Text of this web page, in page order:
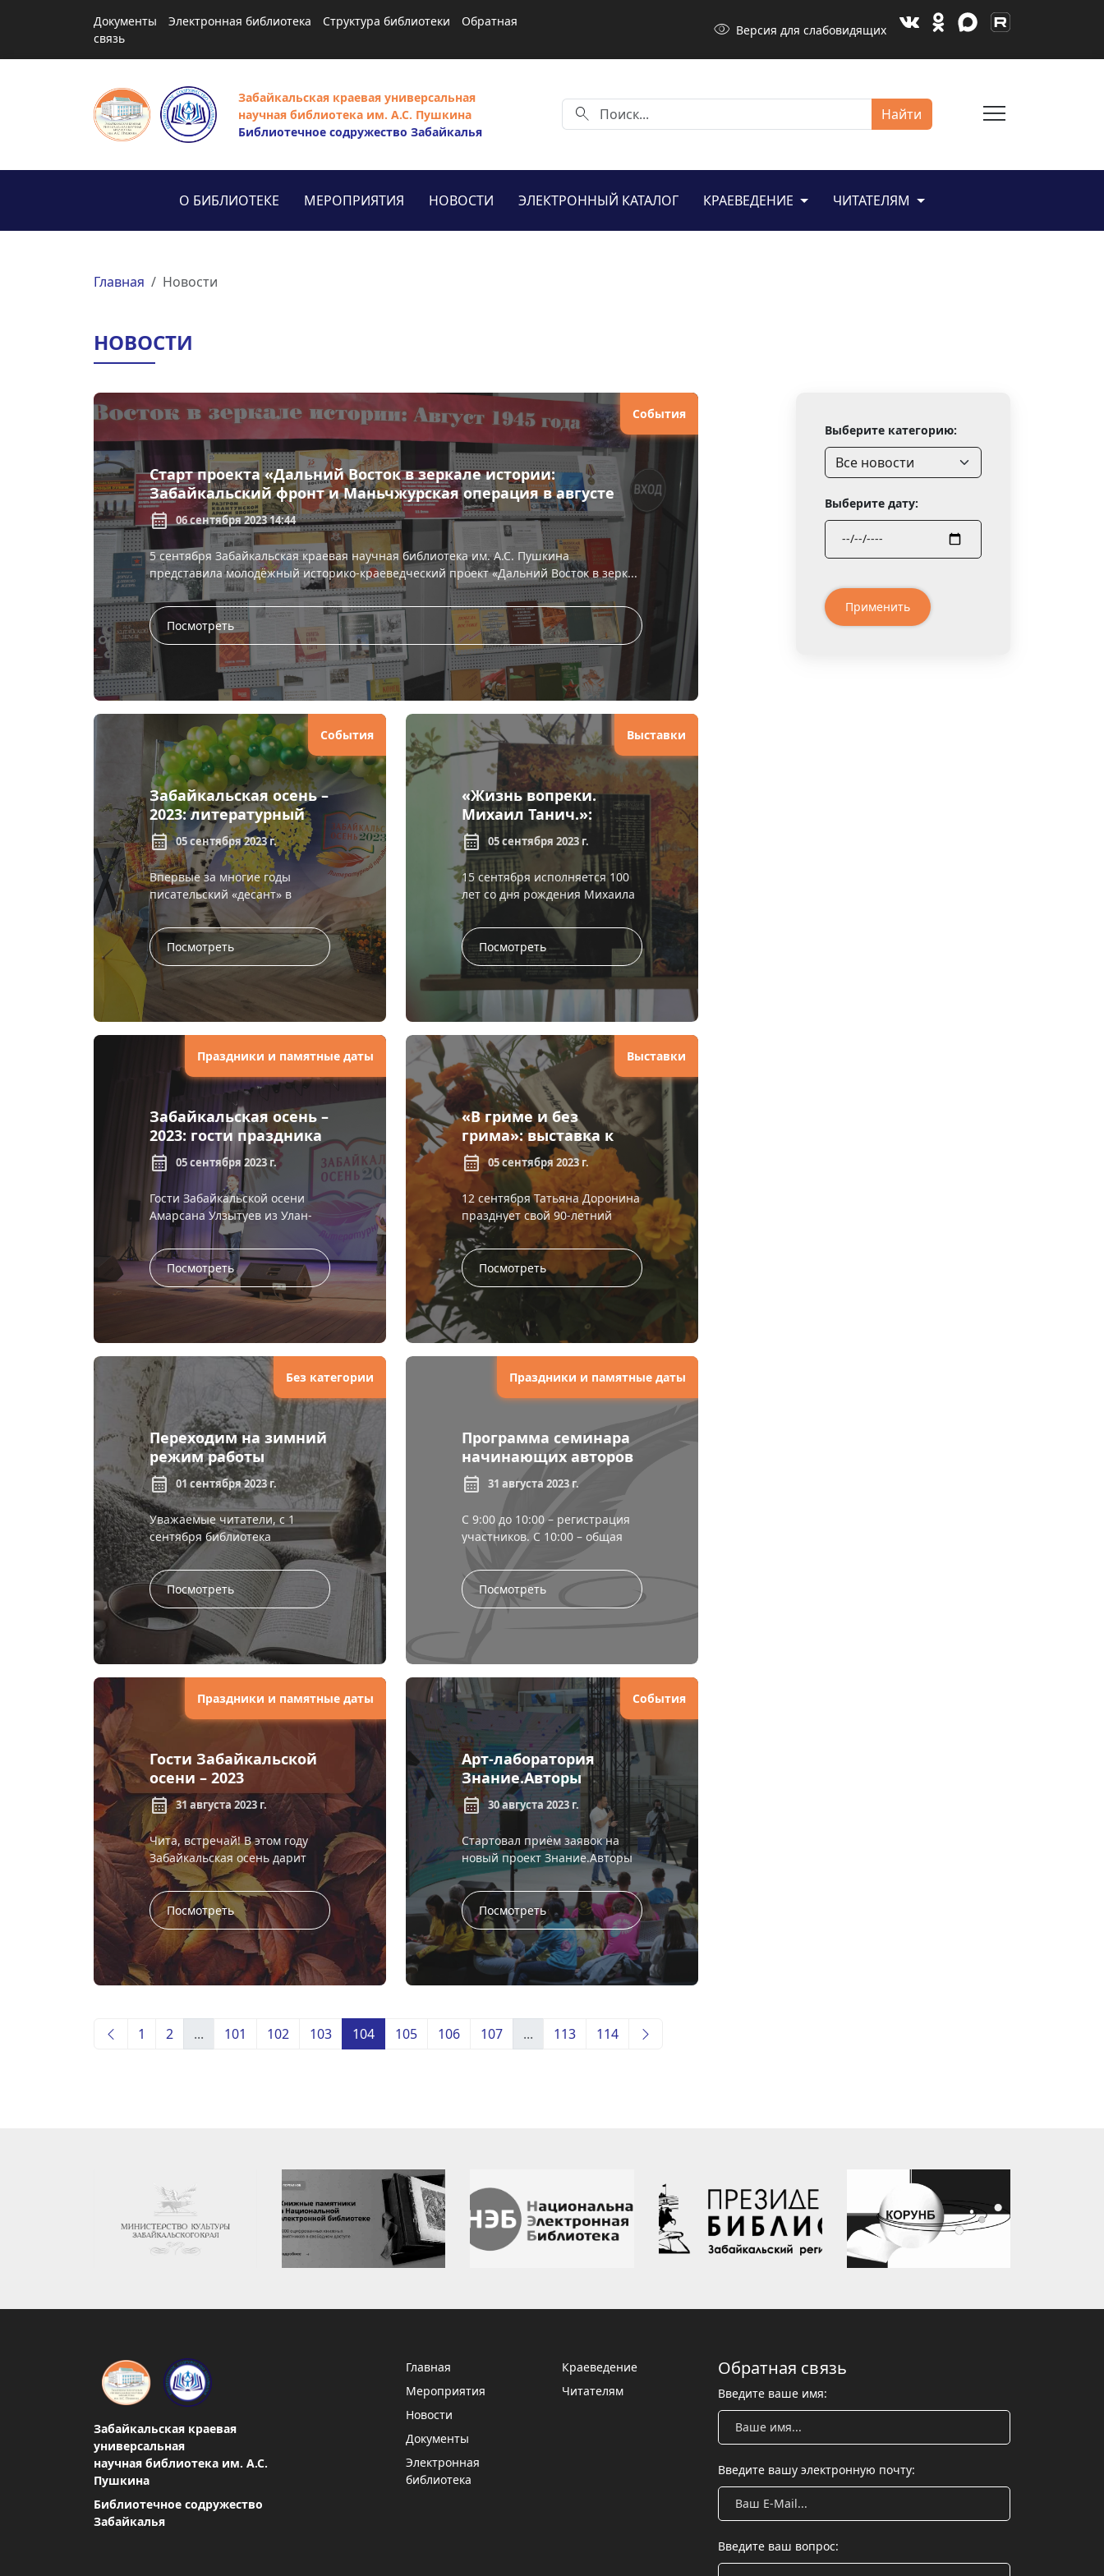
Документы Электронная библиотека Структура библиотеки
Обратная
связь
visibility Версия для слабовидящих
Забайкальская краевая универсальная
научная библиотека им. А.С. Пушкина
Библиотечное содружество Забайкалья
search Найти menu
О БИБЛИОТЕКЕ МЕРОПРИЯТИЯ НОВОСТИ ЭЛЕКТРОННЫЙ КАТАЛОГ КРАЕВЕДЕНИЕ ЧИТАТЕЛЯМ
Главная Новости
НОВОСТИ
События
Старт проекта «Дальний Восток в зеркале истории:
Забайкальский фронт и Маньчжурская операция в августе
1945-го»
calendar_month 06 сентября 2023 14:44
5 сентября Забайкальская краевая научная библиотека им. А.С. Пушкина
представила молодёжный историко-краеведческий проект «Дальний Восток в зерк...
Посмотреть
События
Забайкальская осень –
2023: литературный
десант
calendar_month 05 сентября 2023 г.
Впервые за многие годы
писательский «десант» в
рамках 58-го ежегодного
литературного праздника
«Забайкальская осень» посетил
Т...
Посмотреть
Выставки
«Жизнь вопреки.
Михаил Танич.»:
выставка к 100-летию
поэта
calendar_month 05 сентября 2023 г.
15 сентября исполняется 100
лет со дня рождения Михаила
Танича. К этой дате
сотрудники сектора
литературы по искусству
подготовили и оформили
книжно-и...
Посмотреть
Праздники и памятные даты
Забайкальская осень –
2023: гости праздника
оценили радушный
прием
calendar_month 05 сентября 2023 г.
Гости Забайкальской осени
Амарсана Улзытуев из Улан-
Удэ, Валентина Кобзарь из
Благовещенска, Роман
Романов из Хабаровска, Елена
Нестерина из Москвы от...
Посмотреть
Выставки
«В гриме и без
грима»: выставка к
юбилею Татьяны
Дорониной
calendar_month 05 сентября 2023 г.
12 сентября Татьяна Доронина
празднует свой 90-летний
юбилей. Татьяна Васильевна
Доронина – актриса, которая
может быть разной – полн...
Посмотреть
Без категории
Переходим на зимний
режим работы
calendar_month 01 сентября 2023 г.
Уважаемые читатели, с 1
сентября библиотека
переходит на зимний режим
работы. ПОНЕДЕЛЬНИК–
ПЯТНИЦА 10:00 – 19:00
СУББОТА 10:00 &ndash...
Посмотреть
Праздники и памятные даты
Программа семинара
начинающих авторов
«Подбирая слово к
слову»
calendar_month 31 августа 2023 г.
С 9:00 до 10:00 – регистрация
участников. С 10:00 – общая
известными писателями и др.
В 11:00 – кофе-пауза (да...
Посмотреть
Праздники и памятные даты
Гости Забайкальской
осени – 2023
calendar_month 31 августа 2023 г.
Чита, встречай! В этом году
Забайкальская осень дарит
возможность встретиться с
Еленой Нестериной (Москва),
Амарсаной Улзытуевым (Улан-
Удэ), Романом Р...
Посмотреть
События
Арт-лаборатория
Знание.Авторы
calendar_month 30 августа 2023 г.
Стартовал приём заявок на
новый проект Знание.Авторы
— присоединяйтесь к
конкурсу! Увлекаетесь музыкой
или литературой? Хватит
писать в стол:...
Посмотреть
1 2 ... 101 102 103 104 105 106 107 ... 113 114
Выберите категорию:
Выберите дату:
Применить
Забайкальская краевая
универсальная
научная библиотека им. А.С.
Пушкина
Библиотечное содружество
Забайкалья
Главная
Мероприятия
Новости
Документы
Электронная
библиотека
Краеведение
Читателям
Обратная связь
Введите ваше имя:
Введите вашу электронную почту:
Введите ваш вопрос: